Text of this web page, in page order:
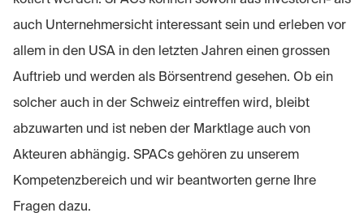
auch Unternehmersicht interessant sein und erleben vor
allem in den USA in den letzten Jahren einen grossen
Auftrieb und werden als Börsentrend gesehen. Ob ein
solcher auch in der Schweiz eintreffen wird, bleibt
abzuwarten und ist neben der Marktlage auch von
Akteuren abhängig. SPACs gehören zu unserem
Kompetenzbereich und wir beantworten gerne Ihre
Fragen dazu.